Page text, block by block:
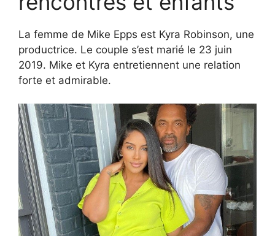
La femme de Mike Epps est Kyra Robinson, une
productrice. Le couple s’est marié le 23 juin
2019. Mike et Kyra entretiennent une relation
forte et admirable.